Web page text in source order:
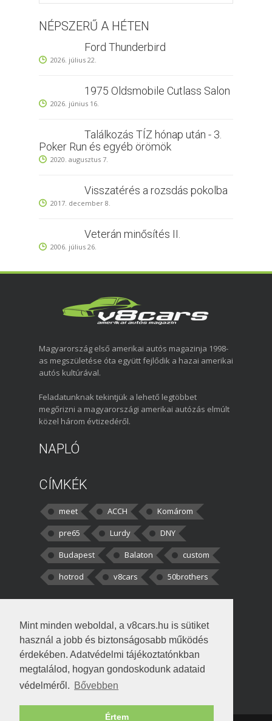
Mint minden weboldal, a v8cars.hu is sütiket
használ a jobb és biztonságosabb működés
érdekében. Adatvédelmi tájékoztatónkban
megtalálod, hogyan gondoskodunk adataid
védelméről. Bővebben
Értem
NÉPSZERŰ A HÉTEN
Ford Thunderbird
2026. július 22.
1975 Oldsmobile Cutlass Salon
2026. június 16.
Találkozás TÍZ hónap után - 3.
Poker Run és egyéb örömök
2020. augusztus 7.
Visszatérés a rozsdás pokolba
2017. december 8.
Veterán minősítés II.
2006. július 26.
Magyarország első amerikai autós magazinja 1998-
as megszületése óta együtt fejlődik a hazai amerikai
autós kultúrával.
Feladatunknak tekintjük a lehető legtöbbet
megőrizni a magyarországi amerikai autózás elmúlt
közel három évtizedéről.
NAPLÓ
CÍMKÉK
meet ACCH
Komárom
pre65
Lurdy
DNY
Budapest
Balaton
custom
hotrod
v8cars 50brothers
kortisz:Elszúrtam! Én csak két
darabbaal számoltam. Nem tudtam, hogy fél autót,
Béke:
!fasza Örültem is nagyon, amikor